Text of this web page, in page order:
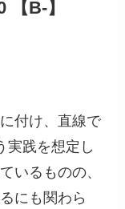
B-】
付け、直線で
実践を想定し
いるものの、
にも関わら